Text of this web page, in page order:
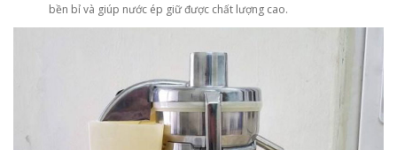
bền bỉ và giúp nước ép giữ được chất lượng cao.